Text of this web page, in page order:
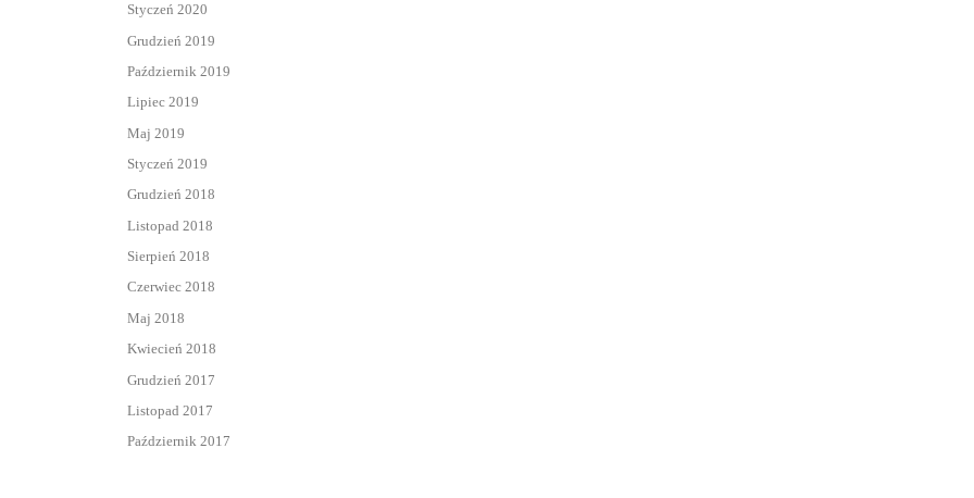
Styczeń 2020
Grudzień 2019
Październik 2019
Lipiec 2019
Maj 2019
Styczeń 2019
Grudzień 2018
Listopad 2018
Sierpień 2018
Czerwiec 2018
Maj 2018
Kwiecień 2018
Grudzień 2017
Listopad 2017
Październik 2017